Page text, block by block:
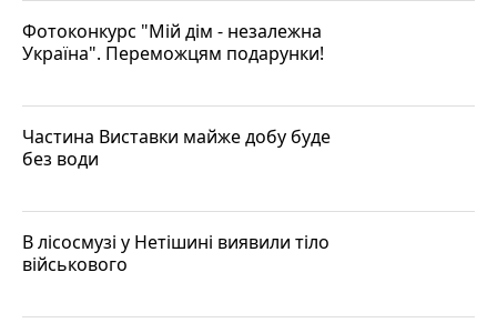
Фотоконкурс "Мій дім - незалежна
Україна". Переможцям подарунки!
Частина Виставки майже добу буде
без води
В лісосмузі у Нетішині виявили тіло
військового